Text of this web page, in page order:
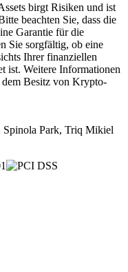
birgt Risiken und ist
beachten Sie, dass die
Garantie für die
Sie sorgfältig, ob eine
Ihrer finanziellen
ist. Weitere Informationen
Besitz von Krypto-
Spinola Park, Triq Mikiel